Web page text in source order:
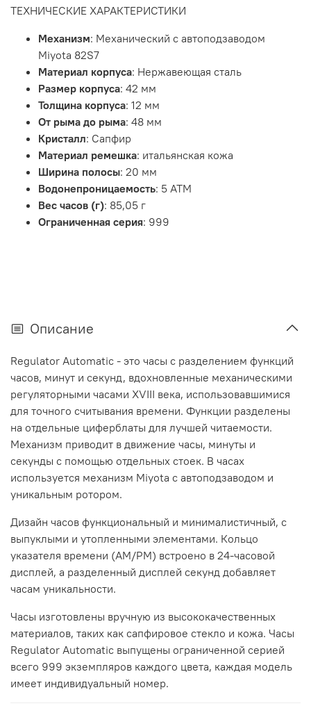
ТЕХНИЧЕСКИЕ ХАРАКТЕРИСТИКИ
Механизм: Механический с автоподзаводом
Miyota 82S7
Материал корпуса: Нержавеющая сталь
Размер корпуса: 42 мм
Толщина корпуса: 12 мм
От рыма до рыма: 48 мм
Кристалл: Сапфир
Материал ремешка: итальянская кожа
Ширина полосы: 20 мм
Водонепроницаемость: 5 АТМ
Вес часов (г): 85,05 г
Ограниченная серия: 999
Описание
Regulator Automatic - это часы с разделением функций
часов, минут и секунд, вдохновленные механическими
регуляторными часами XVIII века, использовавшимися
для точного считывания времени. Функции разделены
на отдельные циферблаты для лучшей читаемости.
Механизм приводит в движение часы, минуты и
секунды с помощью отдельных стоек. В часах
используется механизм Miyota с автоподзаводом и
уникальным ротором.
Дизайн часов функциональный и минималистичный, с
выпуклыми и утопленными элементами. Кольцо
указателя времени (AM/PM) встроено в 24-часовой
дисплей, а разделенный дисплей секунд добавляет
часам уникальности.
Часы изготовлены вручную из высококачественных
материалов, таких как сапфировое стекло и кожа. Часы
Regulator Automatic выпущены ограниченной серией
всего 999 экземпляров каждого цвета, каждая модель
имеет индивидуальный номер.